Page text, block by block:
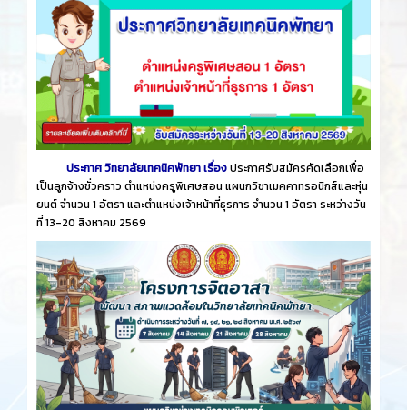
ประกาศ วิทยาลัยเทคนิคพัทยา เรื่องประกาศรับสมัครคัดเลือกเพื่อ
เป็นลูกจ้างชั่วคราว ตำแหน่งครูพิเศษสอน แผนกวิชาเมคคาทรอนิกส์และหุ่น
ยนต์ จำนวน 1 อัตรา และตำแหน่งเจ้าหน้าที่ธุรการ จำนวน 1 อัตรา ระหว่างวัน
ที่ 13-20 สิงหาคม 2569